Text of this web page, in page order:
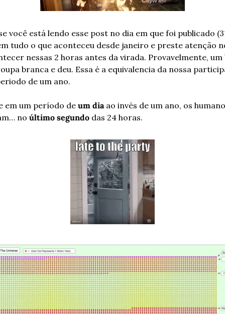
você está lendo esse post no dia em que foi publicado
tudo o que aconteceu desde janeiro e preste atenção
nessas 2 horas antes da virada. Provavelmente, um
branca e deu. Essa é a equivalencia da nossa
de um ano.
em um período de um dia ao invés de um ano, os
no último segundo das 24 horas.